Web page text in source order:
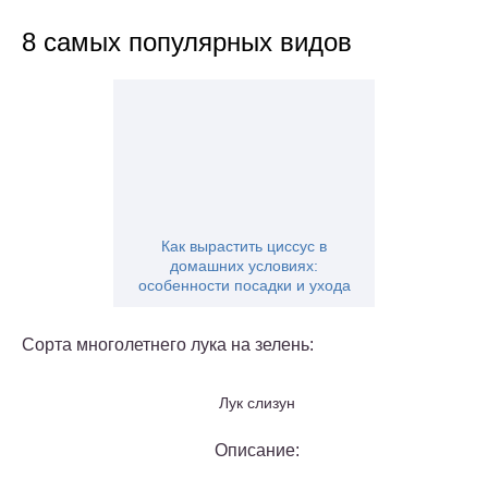
8 самых популярных видов
Как вырастить циссус в
домашних условиях:
особенности посадки и ухода
Сорта многолетнего лука на зелень:
Лук слизун
Описание: